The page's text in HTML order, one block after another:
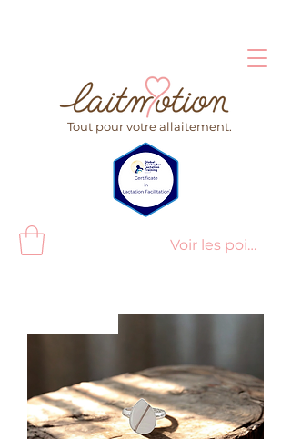
Voir les points
Tout pour votre allaitement.